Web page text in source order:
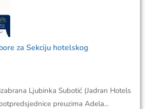
za Sekciju hotelskog
Ljubinka Subotić (Jadran Hotels
preuzima Adela...